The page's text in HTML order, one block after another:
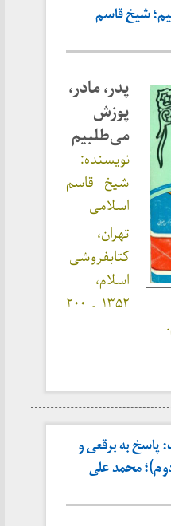
شیخ قاسم
پدر، مادر،
پوزش
می‌طلبیم
نویسنده:
شیخ قاسم
اسلامی
تهران،
کتابفروشی
اسلام،
۱۳۵۲ ـ ۲۰۰
پاسخ به برقعی و
محمد علی